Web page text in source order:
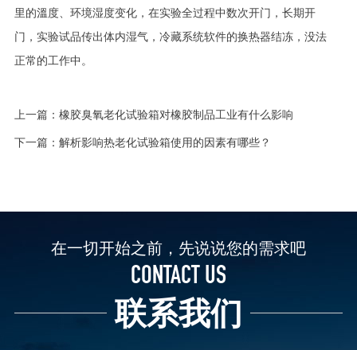
里的溫度、环境湿度变化，在实验全过程中数次开门，长期开
门，实验试品传出体内湿气，冷藏系统软件的换热器结冻，没法
正常的工作中。
上一篇： 橡胶臭氧老化试验箱对橡胶制品工业有什么影响
下一篇： 解析影响热老化试验箱使用的因素有哪些？
在一切开始之前，先说说您的需求吧
CONTACT US
联系我们